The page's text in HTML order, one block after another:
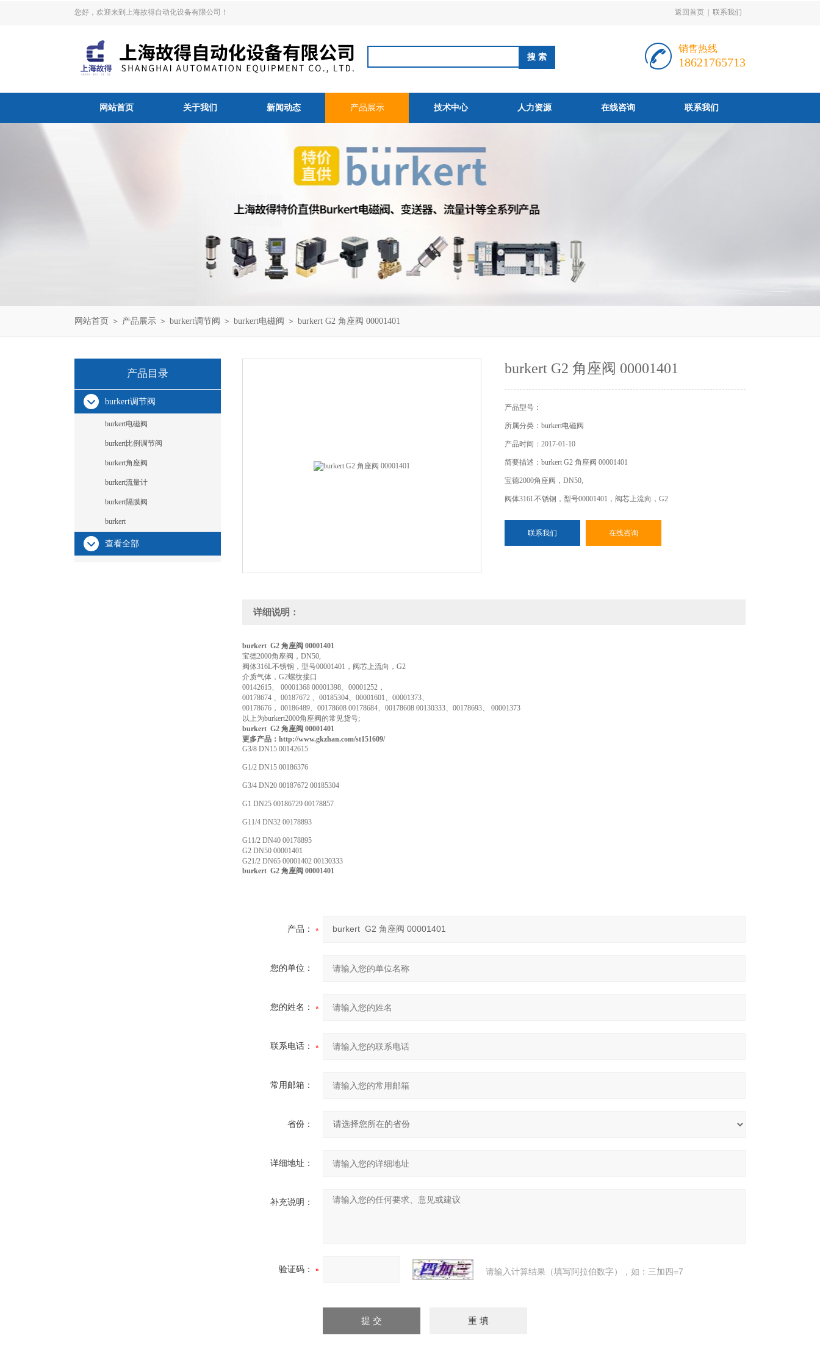
您好，欢迎来到上海故得自动化设备有限公司！ 返回首页 联系我们
销售热线
18621765713
网站首页 关于我们 新闻动态 产品展示 技术中心 人力资源 在线咨询 联系我们
网站首页 ＞ 产品展示 ＞ burkert调节阀 ＞ burkert电磁阀 ＞ burkert G2 角座阀 00001401
产品目录
burkert调节阀
burkert电磁阀
burkert比例调节阀
burkert角座阀
burkert流量计
burkert隔膜阀
burkert
查看全部
burkert G2 角座阀 00001401
产品型号：
所属分类：burkert电磁阀
产品时间：2017-01-10
简要描述：burkert G2 角座阀 00001401
宝德2000角座阀，DN50,
阀体316L不锈钢，型号00001401，阀芯上流向，G2
联系我们 在线咨询
详细说明：
burkert G2 角座阀 00001401
宝德2000角座阀，DN50,
阀体316L不锈钢，型号00001401，阀芯上流向，G2
介质气体，G2螺纹接口
00142615、 00001368 00001398、00001252，
00178674 、00187672 、00185304、00001601、00001373、
00178676， 00186489、00178608 00178684、00178608 00130333、00178693、 00001373
以上为burkert2000角座阀的常见货号;
burkert G2 角座阀 00001401
更多产品：http://www.gkzhan.com/st151609/
G3/8 DN15 00142615
G1/2 DN15 00186376
G3/4 DN20 00187672 00185304
G1 DN25 00186729 00178857
G11/4 DN32 00178893
G11/2 DN40 00178895
G2 DN50 00001401
G21/2 DN65 00001402 00130333
burkert G2 角座阀 00001401
产品：
您的单位：
您的姓名：
联系电话：
常用邮箱：
省份：
详细地址：
补充说明：
验证码： 请输入计算结果（填写阿拉伯数字），如：三加四=7